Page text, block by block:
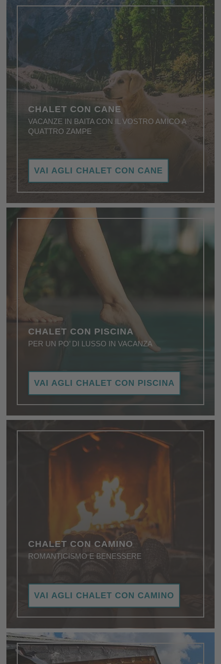
CHALET CON CANE
VACANZE IN BAITA CON IL VOSTRO AMICO A
QUATTRO ZAMPE
perfetta vacanza con il cane.
VAI AGLI CHALET CON CANE
CHALET CON PISCINA
PER UN PO’ DI LUSSO IN VACANZA
chalet con piscina è sempre un sogno!
VAI AGLI CHALET CON PISCINA
CHALET CON CAMINO
ROMANTICISMO E BENESSERE
ambiente di relax assoluto.
VAI AGLI CHALET CON CAMINO